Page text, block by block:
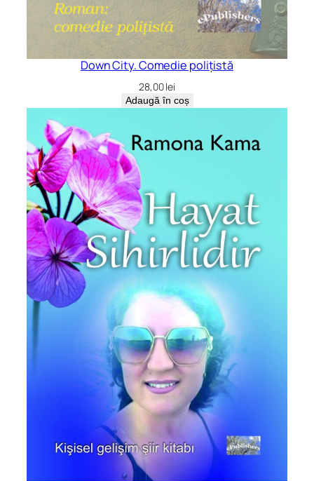
Down City. Comedie polițistă
28,00lei
Adaugă în coș